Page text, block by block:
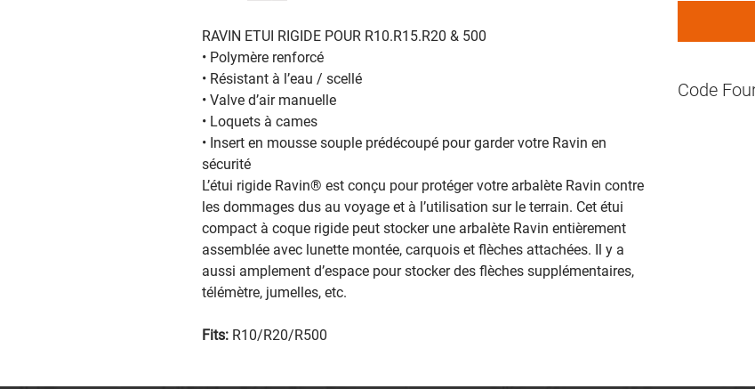
RAVIN ETUI RIGIDE POUR R10.R15.R20 & 500
‎• Polymère‎‎ renforcé
• Résistant à l’eau / scellé‎
‎• Valve‎‎ d’air manuelle
• Loquets‎‎ à cames
• Insert en mousse souple prédécoupé pour garder votre Ravin en
sécurité‎
‎L’étui rigide Ravin® est conçu pour protéger votre arbalète Ravin contre
les dommages dus au voyage et à l’utilisation sur le terrain. Cet étui
compact à coque rigide peut stocker une arbalète Ravin entièrement
assemblée avec lunette montée, carquois et flèches attachées. Il y a
aussi amplement d’espace pour stocker des flèches supplémentaires,
télémètre, jumelles, etc.‎
Fits: R10/R20/R500
Code